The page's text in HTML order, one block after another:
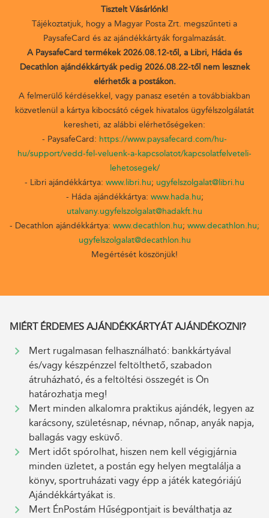
Tisztelt Vásárlónk!
Tájékoztatjuk, hogy a Magyar Posta Zrt. megszűnteti a
PaysafeCard és az ajándékkártyák forgalmazását.
A PaysafeCard termékek 2026.08.12-től, a Libri, Háda és
Decathlon ajándékkártyák pedig 2026.08.22-től nem lesznek
elérhetők a postákon.
A felmerülő kérdésekkel, vagy panasz esetén a továbbiakban
közvetlenül a kártya kibocsátó cégek hivatalos ügyfélszolgálatát
keresheti, az alábbi elérhetőségeken:
- PaysafeCard: https://www.paysafecard.com/hu-
hu/support/vedd-fel-veluenk-a-kapcsolatot/kapcsolatfelveteli-
lehetosegek/
- Libri ajándékkártya: www.libri.hu; ugyfelszolgalat@libri.hu
- Háda ajándékkártya: www.hada.hu;
utalvany.ugyfelszolgalat@hadakft.hu
- Decathlon ajándékkártya: www.decathlon.hu; www.decathlon.hu;
ugyfelszolgalat@decathlon.hu
Megértését köszönjük!
MIÉRT ÉRDEMES AJÁNDÉKKÁRTYÁT AJÁNDÉKOZNI?
Mert rugalmasan felhasználható: bankkártyával
és/vagy készpénzzel feltölthető, szabadon
átruházható, és a feltöltési összegét is Ön
határozhatja meg!
Mert minden alkalomra praktikus ajándék, legyen az
karácsony, születésnap, névnap, nőnap, anyák napja,
ballagás vagy esküvő.
Mert időt spórolhat, hiszen nem kell végigjárnia
minden üzletet, a postán egy helyen megtalálja a
könyv, sportruházati vagy épp a játék kategóriájú
Ajándékkártyákat is.
Mert ÉnPostám Hűségpontjait is beválthatja az